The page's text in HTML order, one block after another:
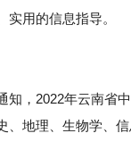
用的信息指导。
知，2022年云南省
地理、生物学、